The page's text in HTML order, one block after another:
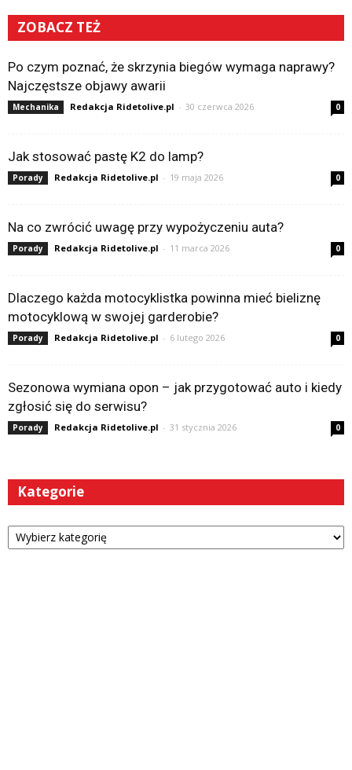
ZOBACZ TEŻ
Po czym poznać, że skrzynia biegów wymaga naprawy?
Najczęstsze objawy awarii
Mechanika Redakcja Ridetolive.pl - 30 czerwca 2026 0
Jak stosować pastę K2 do lamp?
Porady Redakcja Ridetolive.pl - 19 maja 2026 0
Na co zwrócić uwagę przy wypożyczeniu auta?
Porady Redakcja Ridetolive.pl - 11 marca 2026 0
Dlaczego każda motocyklistka powinna mieć bieliznę
motocyklową w swojej garderobie?
Porady Redakcja Ridetolive.pl - 6 lutego 2026 0
Sezonowa wymiana opon – jak przygotować auto i kiedy
zgłosić się do serwisu?
Porady Redakcja Ridetolive.pl - 31 stycznia 2026 0
Kategorie
Kategorie